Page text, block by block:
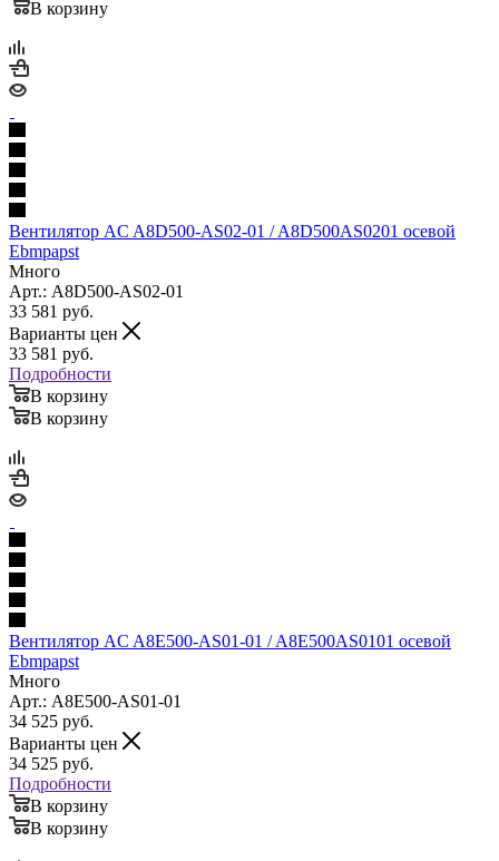
В корзину
Вентилятор AC A8D500-AS02-01 / A8D500AS0201 осевой
Ebmpapst
Много
Арт.: A8D500-AS02-01
33 581 руб.
Варианты цен
33 581 руб.
Подробности
В корзину
В корзину
Вентилятор AC A8E500-AS01-01 / A8E500AS0101 осевой
Ebmpapst
Много
Арт.: A8E500-AS01-01
34 525 руб.
Варианты цен
34 525 руб.
Подробности
В корзину
В корзину